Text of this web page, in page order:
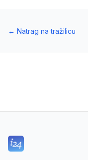
← Natrag na tražilicu